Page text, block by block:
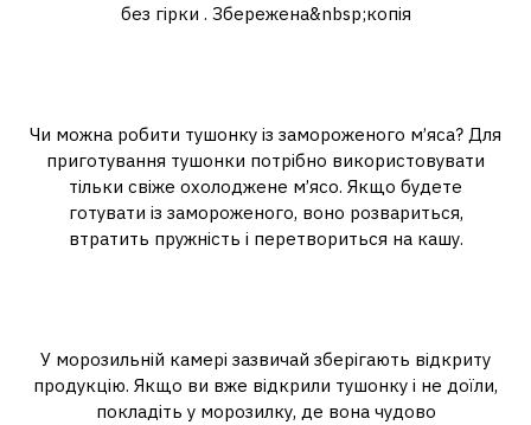
без гірки . Збережена&nbsp;копія
Чи можна робити тушонку із замороженого м’яса? Для
приготування тушонки потрібно використовувати
тільки свіже охолоджене м’ясо. Якщо будете
готувати із замороженого, воно розвариться,
втратить пружність і перетвориться на кашу.
У морозильній камері зазвичай зберігають відкриту
продукцію. Якщо ви вже відкрили тушонку і не доїли,
покладіть у морозилку, де вона чудово